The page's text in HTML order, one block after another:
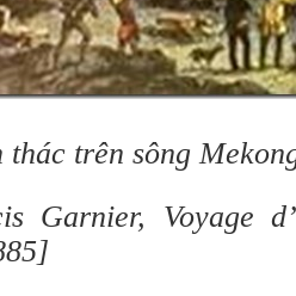
trên sông
Garnier, Voyage